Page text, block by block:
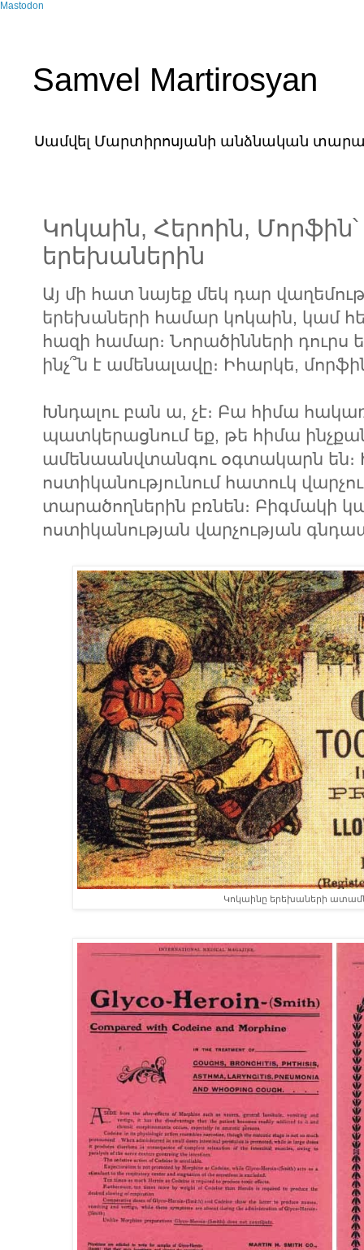
Mastodon
Samvel Martirosyan
Սամվել Մարտիրոսյանի անձնական
Կոկաին, Հերոին, Մորֆին՝
երեխաներին
Այ մի հատ նայեք մեկ դար
երեխաների համար կոկաին, կամ
հազի համար։ Նորածինների
ինչ՞ն է ամենալավը։ Իհարկե,
Խնդալու բան ա, չէ։ Բա հիմա
պատկերացնում եք, թե հիմա
ամենաանվտանգու օգտակարն են։
ոստիկանությունում հատուկ
տարածողներին բռնեն։ Բիգմակի
ոստիկանության վարչության
Կոկաինը երեխաների